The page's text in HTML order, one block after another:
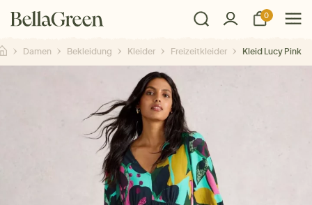
0
Damen Bekleidung Kleider Freizeitkleider Kleid Lucy Pink